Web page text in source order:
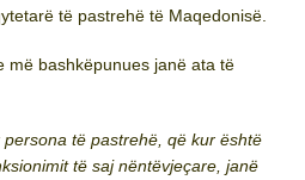
të pastrehë të Maqedonisë.
më bashkëpunues janë ata të
të pastrehë, që kur është
të saj nëntëvjeçare, janë